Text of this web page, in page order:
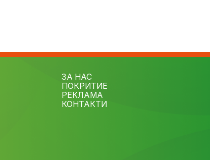
ЗА НАС
ПОКРИТИЕ
РЕКЛАМА
КОНТАКТИ